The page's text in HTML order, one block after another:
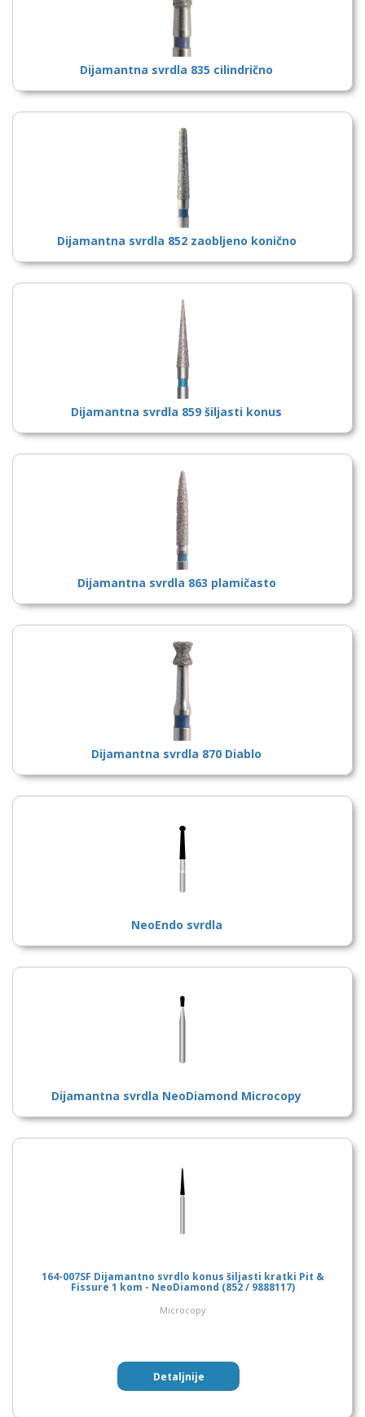
Dijamantna svrdla 835 cilindrično
Dijamantna svrdla 852 zaobljeno konično
Dijamantna svrdla 859 šiljasti konus
Dijamantna svrdla 863 plamičasto
Dijamantna svrdla 870 Diablo
NeoEndo svrdla
Dijamantna svrdla NeoDiamond Microcopy
164-007SF Dijamantno svrdlo konus šiljasti kratki Pit &
Fissure 1 kom - NeoDiamond (852 / 9888117)
Microcopy
Detaljnije